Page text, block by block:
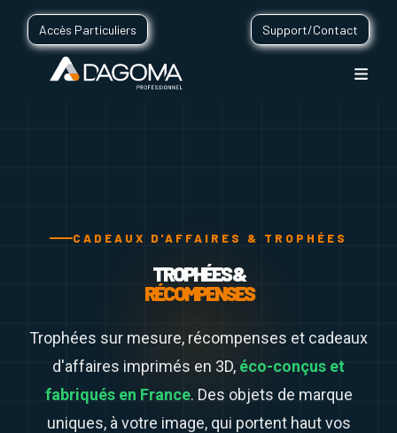
Accès Particuliers Support/Contact
CADEAUX D'AFFAIRES & TROPHÉES
TROPHÉES &
RÉCOMPENSES
Trophées sur mesure, récompenses et cadeaux
d'affaires imprimés en 3D, éco-conçus et
fabriqués en France. Des objets de marque
uniques, à votre image, qui portent haut vos